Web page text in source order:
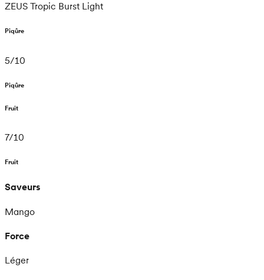
ZEUS Tropic Burst Light
Piqûre
5/10
Piqûre
Fruit
7/10
Fruit
Saveurs
Mango
Force
Léger